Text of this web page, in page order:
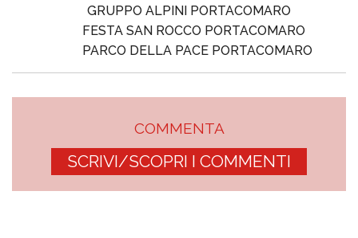
GRUPPO ALPINI PORTACOMARO
FESTA SAN ROCCO PORTACOMARO
PARCO DELLA PACE PORTACOMARO
COMMENTA
SCRIVI/SCOPRI I COMMENTI